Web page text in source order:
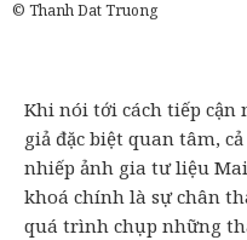
© Thanh Dat Truong
Khi nói tới cách tiếp cận
giả đặc biệt quan tâm,
nhiếp ảnh gia tư liệu
khoá chính là sự chân
quá trình chụp những